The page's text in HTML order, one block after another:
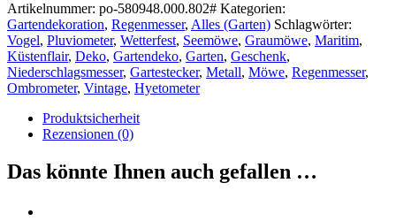
Artikelnummer: po-580948.000.802# Kategorien:
Gartendekoration, Regenmesser, Alles (Garten) Schlagwörter:
Vogel, Pluviometer, Wetterfest, Seemöwe, Graumöwe, Maritim,
Küstenflair, Deko, Gartendeko, Garten, Geschenk,
Niederschlagsmesser, Gartestecker, Metall, Möwe, Regenmesser,
Ombrometer, Vintage, Hyetometer
Produktsicherheit
Rezensionen (0)
Das könnte Ihnen auch gefallen …